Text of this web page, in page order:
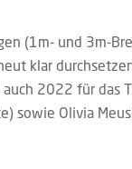
(1m- und 3m-
klar
2022 für das
sowie Olivia